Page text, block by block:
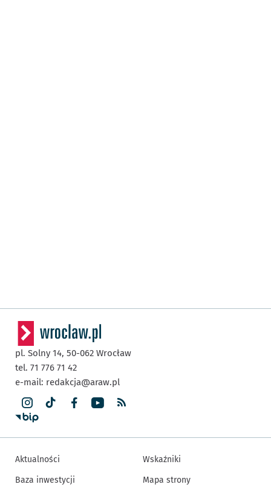
pl. Solny 14, 50-062 Wrocław
tel. 71 776 71 42
e-mail: redakcja@araw.pl
Aktualności
Baza inwestycji
Wskaźniki
Mapa strony